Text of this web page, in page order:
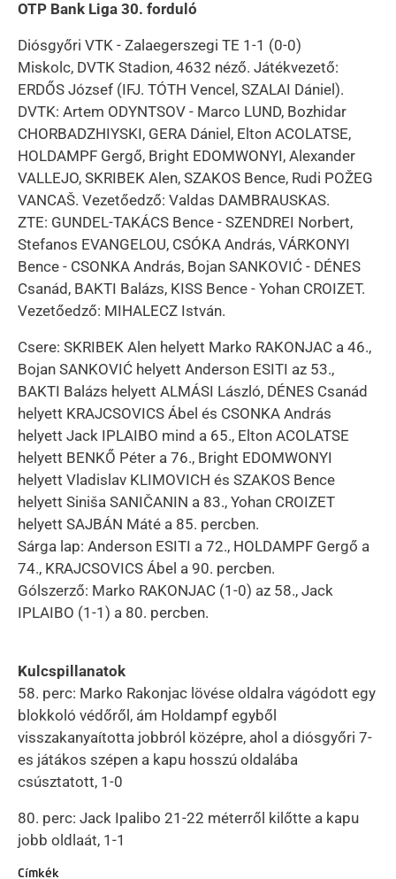
OTP Bank Liga 30. forduló
Diósgyőri VTK - Zalaegerszegi TE 1-1 (0-0)
Miskolc, DVTK Stadion, 4632 néző. Játékvezető:
ERDŐS József (IFJ. TÓTH Vencel, SZALAI Dániel).
DVTK: Artem ODYNTSOV - Marco LUND, Bozhidar
CHORBADZHIYSKI, GERA Dániel, Elton ACOLATSE,
HOLDAMPF Gergő, Bright EDOMWONYI, Alexander
VALLEJO, SKRIBEK Alen, SZAKOS Bence, Rudi POŽEG
VANCAŠ. Vezetőedző: Valdas DAMBRAUSKAS.
ZTE: GUNDEL-TAKÁCS Bence - SZENDREI Norbert,
Stefanos EVANGELOU, CSÓKA András, VÁRKONYI
Bence - CSONKA András, Bojan SANKOVIĆ - DÉNES
Csanád, BAKTI Balázs, KISS Bence - Yohan CROIZET.
Vezetőedző: MIHALECZ István.
Csere: SKRIBEK Alen helyett Marko RAKONJAC a 46.,
Bojan SANKOVIĆ helyett Anderson ESITI az 53.,
BAKTI Balázs helyett ALMÁSI László, DÉNES Csanád
helyett KRAJCSOVICS Ábel és CSONKA András
helyett Jack IPLAIBO mind a 65., Elton ACOLATSE
helyett BENKŐ Péter a 76., Bright EDOMWONYI
helyett Vladislav KLIMOVICH és SZAKOS Bence
helyett Siniša SANIČANIN a 83., Yohan CROIZET
helyett SAJBÁN Máté a 85. percben.
Sárga lap: Anderson ESITI a 72., HOLDAMPF Gergő a
74., KRAJCSOVICS Ábel a 90. percben.
Gólszerző: Marko RAKONJAC (1-0) az 58., Jack
IPLAIBO (1-1) a 80. percben.
Kulcspillanatok
58. perc: Marko Rakonjac lövése oldalra vágódott egy
blokkoló védőről, ám Holdampf egyből
visszakanyaította jobbról középre, ahol a diósgyőri 7-
es játákos szépen a kapu hosszú oldalába
csúsztatott, 1-0
80. perc: Jack Ipalibo 21-22 méterről kilőtte a kapu
jobb oldlaát, 1-1
Címkék